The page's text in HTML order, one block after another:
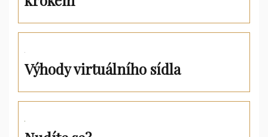
Výhody virtuálního sídla